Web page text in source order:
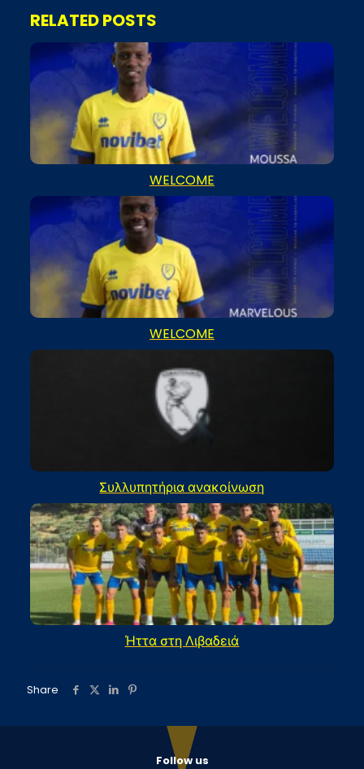
RELATED POSTS
WELCOME
WELCOME
Συλλυπητήρια ανακοίνωση
Ήττα στη Λιβαδειά
Share
Follow us